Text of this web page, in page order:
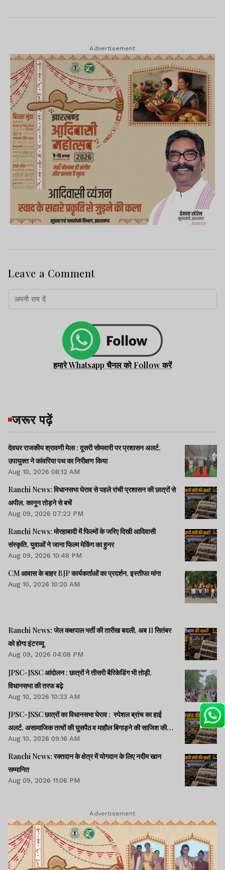
Advertisement
Leave a Comment
हमारे Whatsapp चैनल को Follow करें
जरूर पढ़ें
देवघर राजकीय श्रावणी मेला : दूसरी सोमवारी पर प्रशासन अलर्ट,
उपायुक्त ने कांवरिया पथ का निरीक्षण किया
Aug 10, 2026 08:12 AM
Ranchi News: विधानसभा घेराव से पहले रांची प्रशासन की छात्रों से
अपील, कानून तोड़ने से बचें
Aug 09, 2026 07:22 PM
Ranchi News: मोरहाबादी में फिल्मों के जरिए दिखी आदिवासी
संस्कृति, युवाओं ने जाना फिल्म मेकिंग का हुनर
Aug 09, 2026 10:48 PM
CM आवास के बाहर BJP कार्यकर्ताओं का प्रदर्शन, इस्तीफा मांगा
Aug 10, 2026 10:20 AM
Ranchi News: जेल कक्षपाल भर्ती की तारीख बदली, अब 11 सितंबर
को होगा इंटरव्यू
Aug 09, 2026 04:08 PM
JPSC-JSSC आंदोलन : छात्रों ने तीसरी बैरिकेडिंग भी तोड़ी,
विधानसभा की तरफ बढ़े
Aug 10, 2026 10:33 AM
JPSC-JSSC छात्रों का विधानसभा घेराव : स्पेशल ब्रांच का हाई
अलर्ट, असामाजिक तत्वों की घुसपैठ व माहौल बिगाड़ने की साजिश की
आशंका
Aug 10, 2026 09:16 AM
Ranchi News: रक्तदान के क्षेत्र में योगदान के लिए नदीम खान
सम्मानित
Aug 09, 2026 11:06 PM
Advertisement